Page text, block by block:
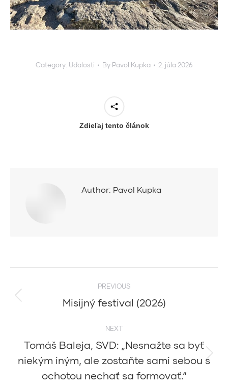
Category: Udalosti By Pavol Kupka 2. júla 2026
Zdieľaj tento článok
Author: Pavol Kupka
navigation
PREVIOUS
Previous
Misijný festival (2026)
NEXT
Next
post:
Tomáš Baleja, SVD: „Nesnažte sa byť
niekým iným, ale zostaňte sami sebou s
ochotou nechať sa formovať.“